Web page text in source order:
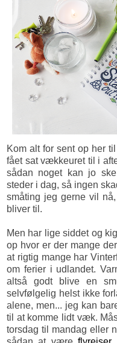
Kom alt for sent op her
fået sat vækkeuret til i
sådan noget kan jo
steder i dag, så ingen
småting jeg gerne vil
bliver til.
Men har lige siddet og
op hvor er der mange
at rigtig mange har
om ferier i udlandet.
altså godt blive en
selvfølgelig helst ikke
alene, men... jeg kan
til at komme lidt væk.
torsdag til mandag eller